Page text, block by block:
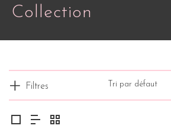
Collection
Filtres